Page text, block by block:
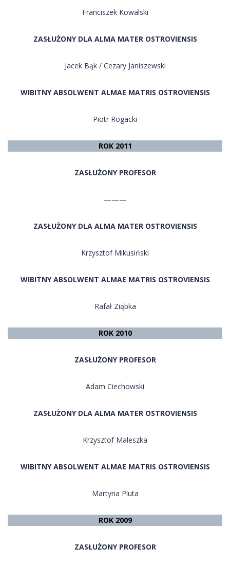
Franciszek Kowalski
ZASŁUŻONY DLA ALMA MATER OSTROVIENSIS
Jacek Bąk / Cezary Janiszewski
WIBITNY ABSOLWENT ALMAE MATRIS OSTROVIENSIS
Piotr Rogacki
ROK 2011
ZASŁUŻONY PROFESOR
———
ZASŁUŻONY DLA ALMA MATER OSTROVIENSIS
Krzysztof Mikusiński
WIBITNY ABSOLWENT ALMAE MATRIS OSTROVIENSIS
Rafał Ziąbka
ROK 2010
ZASŁUŻONY PROFESOR
Adam Ciechowski
ZASŁUŻONY DLA ALMA MATER OSTROVIENSIS
Krzysztof Maleszka
WIBITNY ABSOLWENT ALMAE MATRIS OSTROVIENSIS
Martyna Pluta
ROK 2009
ZASŁUŻONY PROFESOR